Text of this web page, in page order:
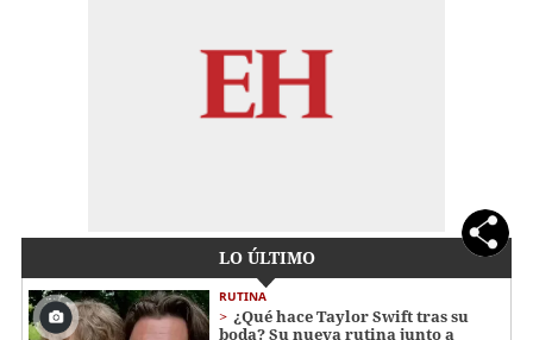
LO ÚLTIMO
RUTINA
¿Qué hace Taylor Swift tras su
boda? Su nueva rutina junto a